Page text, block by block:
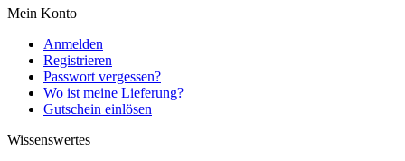
Mein Konto
Anmelden
Registrieren
Passwort vergessen?
Wo ist meine Lieferung?
Gutschein einlösen
Wissenswertes